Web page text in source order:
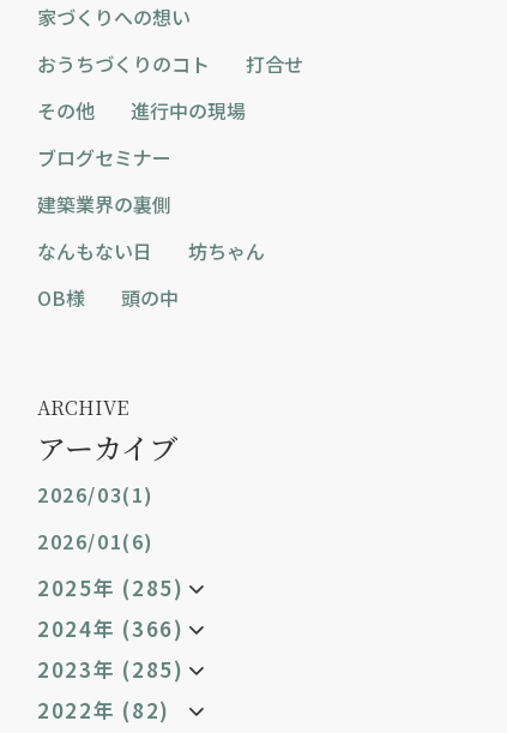
家づくりへの想い
おうちづくりのコト
打合せ
その他
進行中の現場
ブログセミナー
建築業界の裏側
なんもない日
坊ちゃん
OB様
頭の中
ARCHIVE
アーカイブ
2026/03(1)
2026/01(6)
2025年 (285)
2024年 (366)
2023年 (285)
2022年 (82)